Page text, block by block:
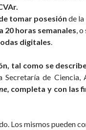
tomar posesión de la
horas semanales,
digitales.
tal como se
de
completa y con las
Los mismos pueden